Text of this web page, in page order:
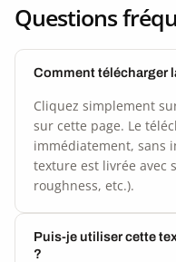
Questions
Comment télécharger
Cliquez simplement
sur cette page. Le
immédiatement, sans
texture est livrée avec
roughness, etc.).
Puis-je utiliser cette
?